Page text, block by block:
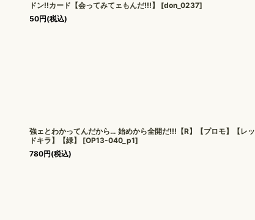
ドン!!カード【会ってみてェもんだ!!!】 [don_0237]
50円(税込)
強ェとわかってんだから… 始めから全開だ!!!【R】【プロモ】【レッ
ドキラ】【緑】
[OP13-040_p1]
780円(税込)